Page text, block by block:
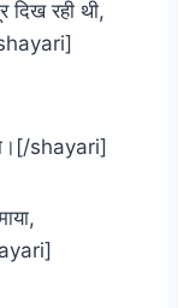
रही थी,
shayari]